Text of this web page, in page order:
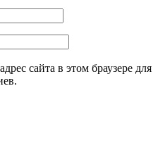
сайта в этом браузере для